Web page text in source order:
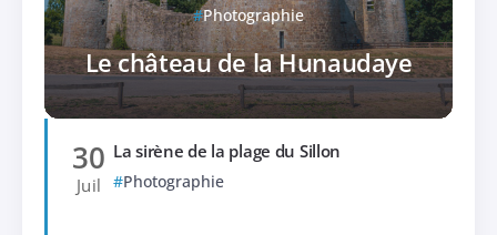
Photographie
Le château de la Hunaudaye
30
Juil
La sirène de la plage du Sillon
Photographie